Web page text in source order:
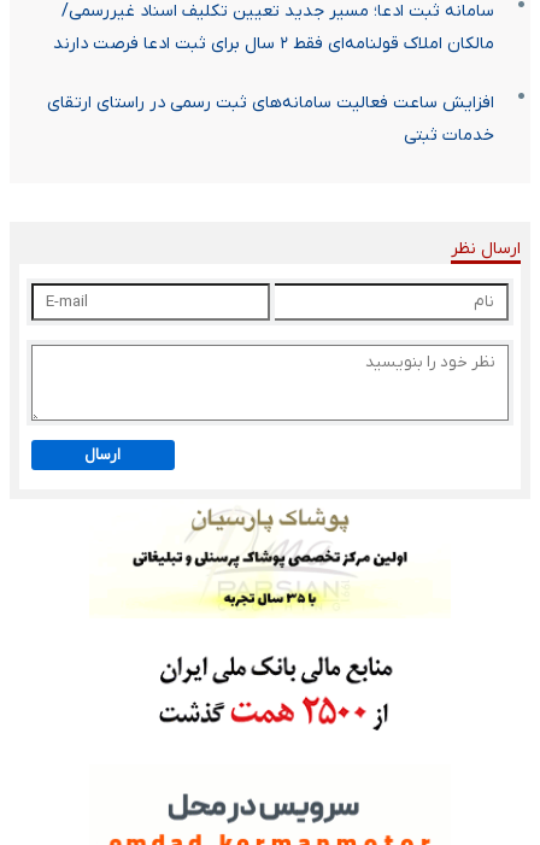
سامانه ثبت ادعا؛ مسیر جدید تعیین تکلیف اسناد غیررسمی/
مالکان املاک قولنامه‌ای فقط ۲ سال برای ثبت ادعا فرصت دارند
افزایش ساعت فعالیت سامانه‌های ثبت رسمی در راستای ارتقای
خدمات ثبتی
ارسال نظر
ارسال